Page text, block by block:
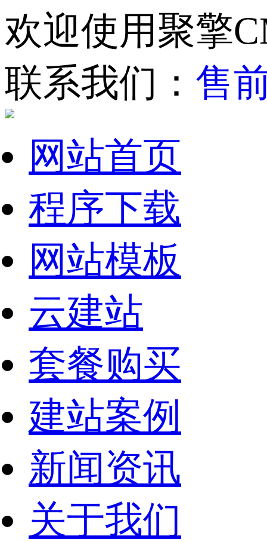
欢迎使用聚擎
联系我们： 售
网站首页
程序下载
网站模板
云建站
套餐购买
建站案例
新闻资讯
关于我们